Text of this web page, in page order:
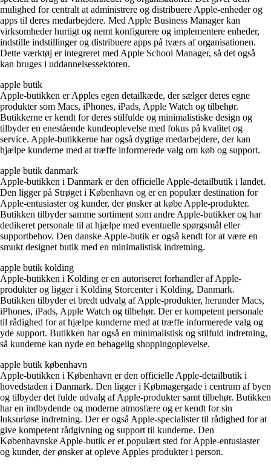
mulighed for centralt at administrere og distribuere Apple-enheder og
apps til deres medarbejdere. Med Apple Business Manager kan
virksomheder hurtigt og nemt konfigurere og implementere enheder,
indstille indstillinger og distribuere apps på tværs af organisationen.
Dette værktøj er integreret med Apple School Manager, så det også
kan bruges i uddannelsessektoren.
apple butik
Apple-butikken er Apples egen detailkæde, der sælger deres egne
produkter som Macs, iPhones, iPads, Apple Watch og tilbehør.
Butikkerne er kendt for deres stilfulde og minimalistiske design og
tilbyder en enestående kundeoplevelse med fokus på kvalitet og
service. Apple-butikkerne har også dygtige medarbejdere, der kan
hjælpe kunderne med at træffe informerede valg om køb og support.
apple butik danmark
Apple-butikken i Danmark er den officielle Apple-detailbutik i landet.
Den ligger på Strøget i København og er en populær destination for
Apple-entusiaster og kunder, der ønsker at købe Apple-produkter.
Butikken tilbyder samme sortiment som andre Apple-butikker og har
dedikeret personale til at hjælpe med eventuelle spørgsmål eller
supportbehov. Den danske Apple-butik er også kendt for at være en
smukt designet butik med en minimalistisk indretning.
apple butik kolding
Apple-butikken i Kolding er en autoriseret forhandler af Apple-
produkter og ligger i Kolding Storcenter i Kolding, Danmark.
Butikken tilbyder et bredt udvalg af Apple-produkter, herunder Macs,
iPhones, iPads, Apple Watch og tilbehør. Der er kompetent personale
til rådighed for at hjælpe kunderne med at træffe informerede valg og
yde support. Butikken har også en minimalistisk og stilfuld indretning,
så kunderne kan nyde en behagelig shoppingoplevelse.
apple butik københavn
Apple-butikken i København er den officielle Apple-detailbutik i
hovedstaden i Danmark. Den ligger i Købmagergade i centrum af byen
og tilbyder det fulde udvalg af Apple-produkter samt tilbehør. Butikken
har en indbydende og moderne atmosfære og er kendt for sin
luksuriøse indretning. Der er også Apple-specialister til rådighed for at
give kompetent rådgivning og support til kunderne. Den
Københavnske Apple-butik er et populært sted for Apple-entusiaster
og kunder, der ønsker at opleve Apples produkter i person.